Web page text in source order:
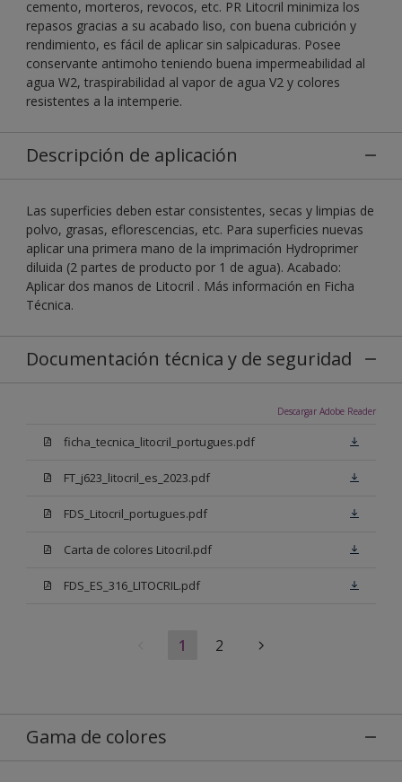
cemento, morteros, revocos, etc. PR Litocril minimiza los
repasos gracias a su acabado liso, con buena cubrición y
rendimiento, es fácil de aplicar sin salpicaduras. Posee
conservante antimoho teniendo buena impermeabilidad al
agua W2, traspirabilidad al vapor de agua V2 y colores
resistentes a la intemperie.
Descripción de aplicación
Las superficies deben estar consistentes, secas y limpias de
polvo, grasas, eflorescencias, etc. Para superficies nuevas
aplicar una primera mano de la imprimación Hydroprimer
diluida (2 partes de producto por 1 de agua). Acabado:
Aplicar dos manos de Litocril . Más información en Ficha
Técnica.
Documentación técnica y de seguridad
Descargar Adobe Reader
ficha_tecnica_litocril_portugues.pdf
FT_j623_litocril_es_2023.pdf
FDS_Litocril_portugues.pdf
Carta de colores Litocril.pdf
FDS_ES_316_LITOCRIL.pdf
1 2
Gama de colores